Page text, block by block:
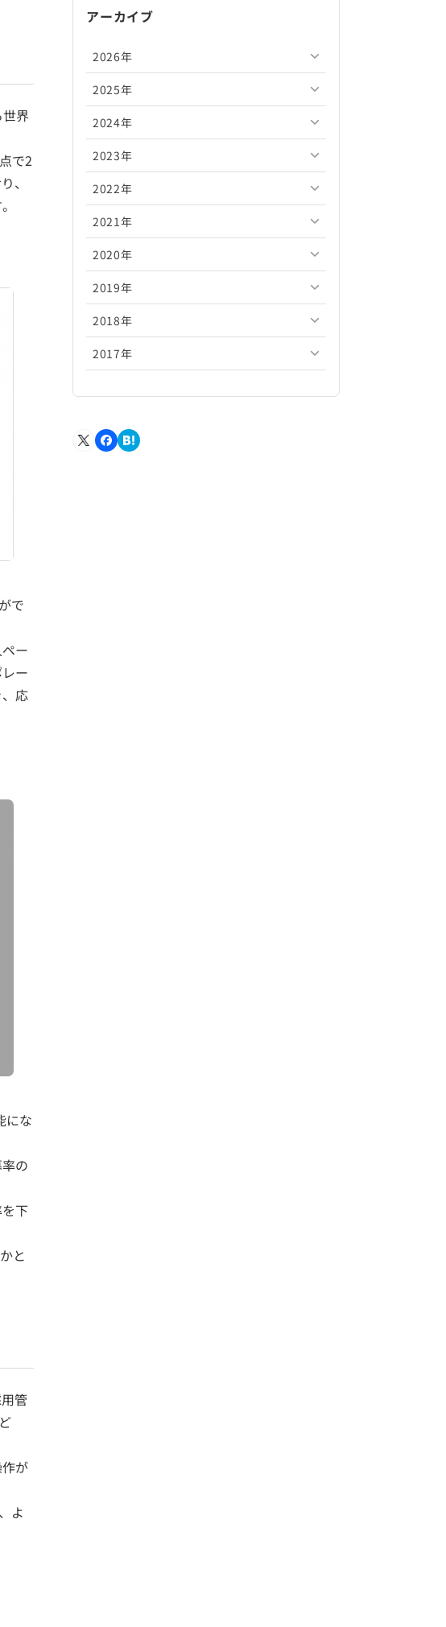
界
で2
、
で
ー
ー
応
にな
の
下
と
管
が
よ
アーカイブ
2026年
2026年8月
2026年7月
2026年6月
2026年5月
2026年4月
2026年3月
2026年2月
2026年1月
2025年
2025年12月
2025年11月
2025年10月
2025年9月
2025年8月
2025年7月
2025年6月
2025年5月
2025年2月
2024年
2024年12月
2024年11月
2024年10月
2024年9月
2024年8月
2024年7月
2024年6月
2024年3月
2023年
2023年12月
2023年11月
2023年10月
2023年9月
2023年8月
2023年7月
2023年4月
2022年
2022年12月
2022年11月
2022年10月
2022年9月
2022年8月
2022年5月
2021年
2021年12月
2021年11月
2021年10月
2021年9月
2021年6月
2020年
2020年12月
2020年11月
2020年10月
2020年7月
2019年
2019年12月
2019年11月
2019年8月
2018年
2018年12月
2018年9月
2017年
2017年10月